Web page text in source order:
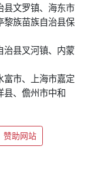
县文罗镇、海东市
黎族苗族自治县保
治县叉河镇、内蒙
富市、上海市嘉定
县、儋州市中和
赞助网站